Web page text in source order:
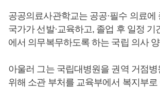
공공의료사관학교는 공공·필수 의료에
국가가 선발·교육하고, 졸업 후 일정 기
에서 의무복무하도록 하는 국립 의사
아울러 그는 국립대병원을 권역 거점병
위해 소관 부처를 교육부에서 복지부